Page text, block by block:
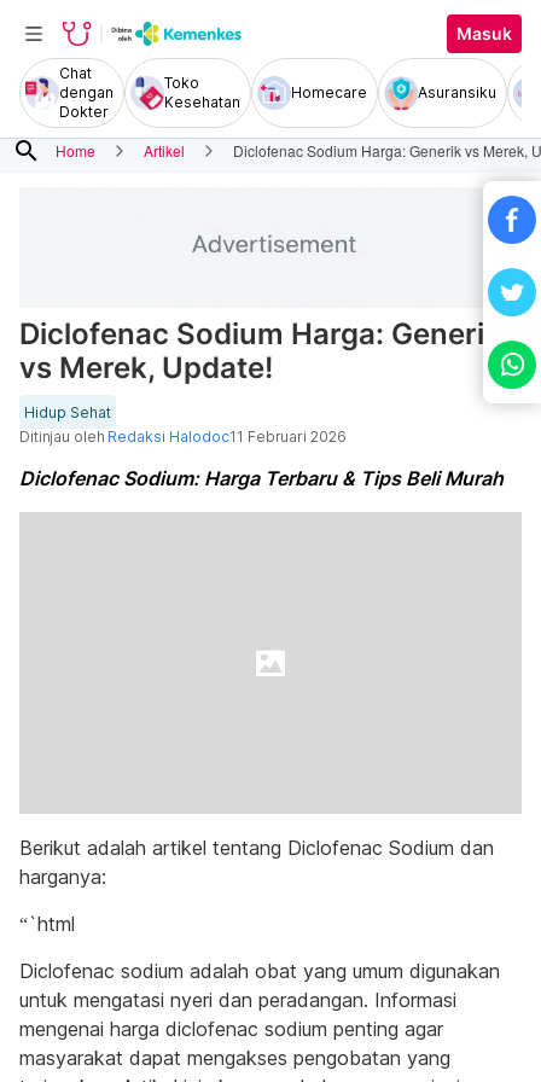
Masuk
Chat
dengan
Dokter
Toko
Kesehatan
Homecare Asuransiku
search Home Artikel Diclofenac Sodium Harga: Generik vs Merek,
Diclofenac Sodium Harga: Generik
vs Merek, Update!
Hidup Sehat
Ditinjau oleh Redaksi Halodoc11 Februari 2026
Diclofenac Sodium: Harga Terbaru & Tips Beli Murah
Berikut adalah artikel tentang Diclofenac Sodium dan
harganya:
“`html
Diclofenac sodium adalah obat yang umum digunakan
untuk mengatasi nyeri dan peradangan. Informasi
mengenai harga diclofenac sodium penting agar
masyarakat dapat mengakses pengobatan yang